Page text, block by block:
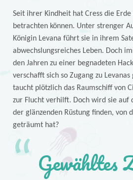
Seit ihrer Kindheit hat Cress die
betrachten können. Unter strenger
Königin Levana führt sie in ihrem
abwechslungsreiches Leben. Doch
den Jahren zu einer begnadeten
verschafft sich so Zugang zu
taucht plötzlich das Raumschiff von
zur Flucht verhilft. Doch wird sie auf
der glänzenden Rüstung finden, von
geträumt hat?
Gewähltes